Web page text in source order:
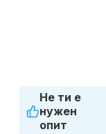
Не ти е
нужен
опит